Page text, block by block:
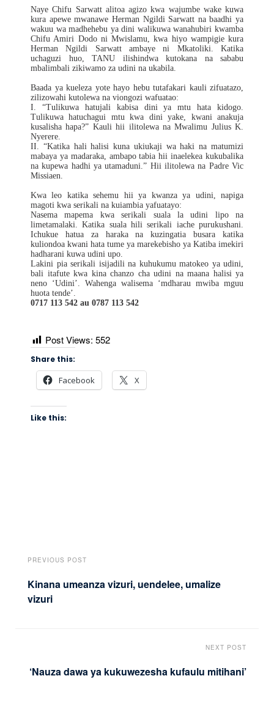
Naye Chifu Sarwatt alitoa agizo kwa wajumbe wake kuwa
kura apewe mwanawe Herman Ngildi Sarwatt na baadhi ya
wakuu wa madhehebu ya dini walikuwa wanahubiri kwamba
Chifu Amiri Dodo ni Mwislamu, kwa hiyo wampigie kura
Herman Ngildi Sarwatt ambaye ni Mkatoliki. Katika
uchaguzi huo, TANU ilishindwa kutokana na sababu
mbalimbali zikiwamo za udini na ukabila.
Baada ya kueleza yote hayo hebu tutafakari kauli zifuatazo,
zilizowahi kutolewa na viongozi wafuatao:
I. “Tulikuwa hatujali kabisa dini ya mtu hata kidogo.
Tulikuwa hatuchagui mtu kwa dini yake, kwani anakuja
kusalisha hapa?” Kauli hii ilitolewa na Mwalimu Julius K.
Nyerere.
II. “Katika hali halisi kuna ukiukaji wa haki na matumizi
mabaya ya madaraka, ambapo tabia hii inaelekea kukubalika
na kupewa hadhi ya utamaduni.” Hii ilitolewa na Padre Vic
Missiaen.
Kwa leo katika sehemu hii ya kwanza ya udini, napiga
magoti kwa serikali na kuiambia yafuatayo:
Nasema mapema kwa serikali suala la udini lipo na
limetamalaki. Katika suala hili serikali iache purukushani.
Ichukue hatua za haraka na kuzingatia busara katika
kuliondoa kwani hata tume ya marekebisho ya Katiba imekiri
hadharani kuwa udini upo.
Lakini pia serikali isijadili na kuhukumu matokeo ya udini,
bali itafute kwa kina chanzo cha udini na maana halisi ya
neno ‘Udini’. Wahenga walisema ‘mdharau mwiba mguu
huota tende’.
0717 113 542 au 0787 113 542
Post Views: 552
Share this:
Facebook X
Like this:
PREVIOUS POST
Kinana umeanza vizuri, uendelee, umalize
vizuri
NEXT POST
‘Nauza dawa ya kukuwezesha kufaulu mitihani’